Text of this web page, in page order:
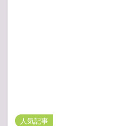
人気記事